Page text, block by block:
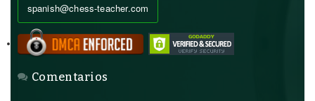
spanish@chess-teacher.com
Comentarios